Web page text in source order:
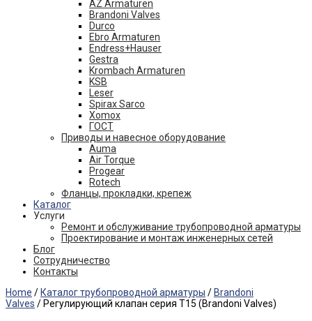
AZ Armaturen
Brandoni Valves
Durco
Ebro Armaturen
Endress+Hauser
Gestra
Krombach Armaturen
KSB
Leser
Spirax Sarco
Xomox
ГОСТ
Приводы и навесное оборудование
Auma
Air Torque
Progear
Rotech
Фланцы, прокладки, крепеж
Каталог
Услуги
Ремонт и обслуживание трубопроводной арматуры
Проектирование и монтаж инженерных сетей
Блог
Сотрудничество
Контакты
Home / Каталог трубопроводной арматуры / Brandoni
Valves / Регулирующий клапан серия T15 (Brandoni Valves)